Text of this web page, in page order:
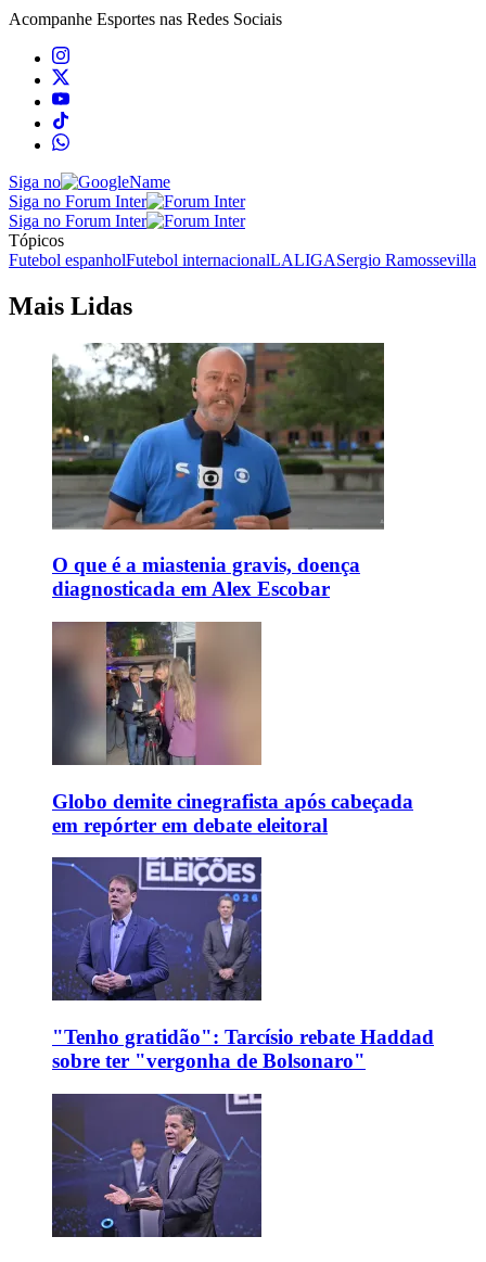
Acompanhe Esportes nas Redes Sociais
Siga no
Siga no Forum Inter
Siga no Forum Inter
Tópicos
Futebol espanholFutebol internacionalLALIGASergio Ramossevilla
Mais Lidas
O que é a miastenia gravis, doença
diagnosticada em Alex Escobar
Globo demite cinegrafista após cabeçada
em repórter em debate eleitoral
"Tenho gratidão": Tarcísio rebate Haddad
sobre ter "vergonha de Bolsonaro"